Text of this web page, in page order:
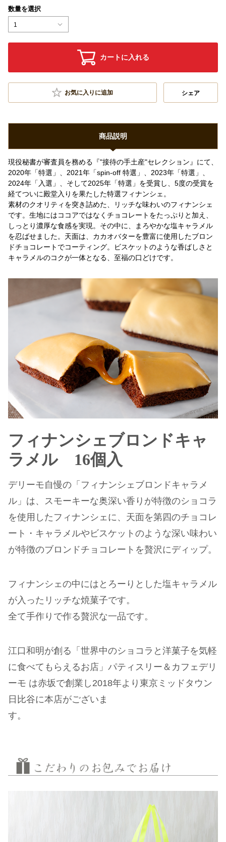
数量を選択
1
カートに入れる
お気に入りに追加 シェア
商品説明
現役秘書が審査員を務める『"接待の手土産"セレクション』にて、
2020年「特選」、2021年「spin-off 特選」、2023年「特選」、
2024年「入選」、そして2025年「特選」を受賞し、5度の受賞を
経てついに殿堂入りを果たした特選フィナンシェ。
素材のクオリティを突き詰めた、リッチな味わいのフィナンシェ
です。生地にはココアではなくチョコレートをたっぷりと加え、
しっとり濃厚な食感を実現。その中に、まろやかな塩キャラメル
を忍ばせました。天面は、カカオバターを豊富に使用したブロン
ドチョコレートでコーティング。ビスケットのような香ばしさと
キャラメルのコクが一体となる、至福の口どけです。
フィナンシェブロンドキャ
ラメル 16個入
デリーモ自慢の「フィナンシェブロンドキャラメ
ル」は、スモーキーな奥深い香りが特徴のショコラ
を使用したフィナンシェに、天面を第四のチョコレ
ート・キャラメルやビスケットのような深い味わい
が特徴のブロンドチョコレートを贅沢にディップ。
フィナンシェの中にはとろーりとした塩キャラメル
が入ったリッチな焼菓子です。
全て手作りで作る贅沢な一品です。
江口和明が創る「世界中のショコラと洋菓子を気軽
に食べてもらえるお店」パティスリー＆カフェデリ
ーモ は赤坂で創業し2018年より東京ミッドタウン
日比谷に本店がございま
す。